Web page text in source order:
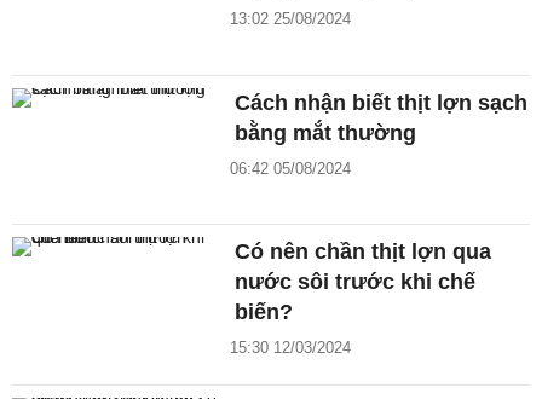
13:02 25/08/2024
Cách nhận biết thịt lợn sạch
bằng mắt thường
06:42 05/08/2024
Có nên chần thịt lợn qua
nước sôi trước khi chế
biến?
15:30 12/03/2024